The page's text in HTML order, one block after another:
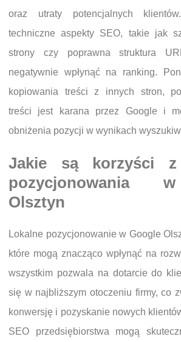
oraz utraty potencjalnych
techniczne aspekty SEO, takie jak
strony czy poprawna struktura
negatywnie wpłynąć na ranking.
kopiowania treści z innych stron,
treści jest karana przez Google i
obniżenia pozycji w wynikach
Jakie są korzyści z
pozycjonowania
Olsztyn
Lokalne pozycjonowanie w Google
które mogą znacząco wpłynąć na
wszystkim pozwala na dotarcie do
się w najbliższym otoczeniu firmy, co
konwersję i pozyskanie nowych
SEO przedsiębiorstwa mogą